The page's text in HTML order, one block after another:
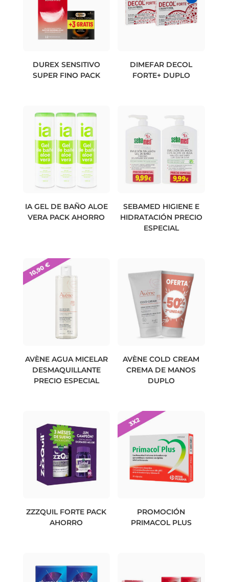
DUREX SENSITIVO
SUPER FINO PACK
DIMEFAR DECOL
FORTE+ DUPLO
IA GEL DE BAÑO ALOE
VERA PACK AHORRO
SEBAMED HIGIENE E
HIDRATACIÓN PRECIO
ESPECIAL
AVÈNE AGUA MICELAR
DESMAQUILLANTE
PRECIO ESPECIAL
AVÈNE COLD CREAM
CREMA DE MANOS
DUPLO
ZZZQUIL FORTE PACK
AHORRO
PROMOCIÓN
PRIMACOL PLUS